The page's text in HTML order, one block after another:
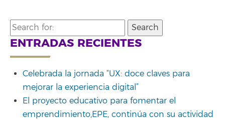
Search
for:
ENTRADAS RECIENTES
Celebrada la jornada “UX: doce claves para
mejorar la experiencia digital”
El proyecto educativo para fomentar el
emprendimiento,EPE, continúa con su actividad